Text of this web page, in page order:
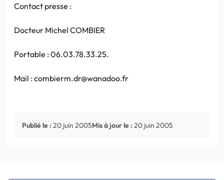
Contact presse :
Docteur Michel COMBIER
Portable : 06.03.78.33.25.
Mail : combierm.dr@wanadoo.fr
Publié le : 20 juin 2005Mis à jour le : 20 juin 2005